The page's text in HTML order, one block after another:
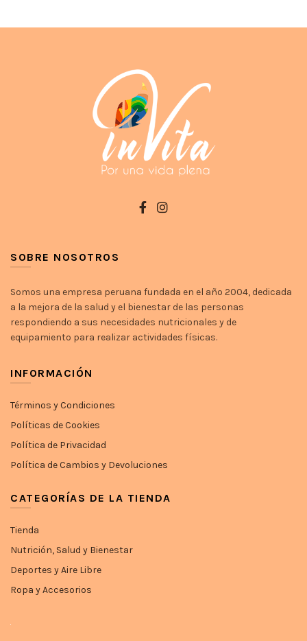
pueden
elegir
en
la
página
de
producto
SOBRE NOSOTROS
Somos una empresa peruana fundada en el año 2004, dedicada
a la mejora de la salud y el bienestar de las personas
respondiendo a sus necesidades nutricionales y de
equipamiento para realizar actividades físicas.
INFORMACIÓN
Términos y Condiciones
Políticas de Cookies
Política de Privacidad
Política de Cambios y Devoluciones
CATEGORÍAS DE LA TIENDA
Tienda
Nutrición, Salud y Bienestar
Deportes y Aire Libre
Ropa y Accesorios